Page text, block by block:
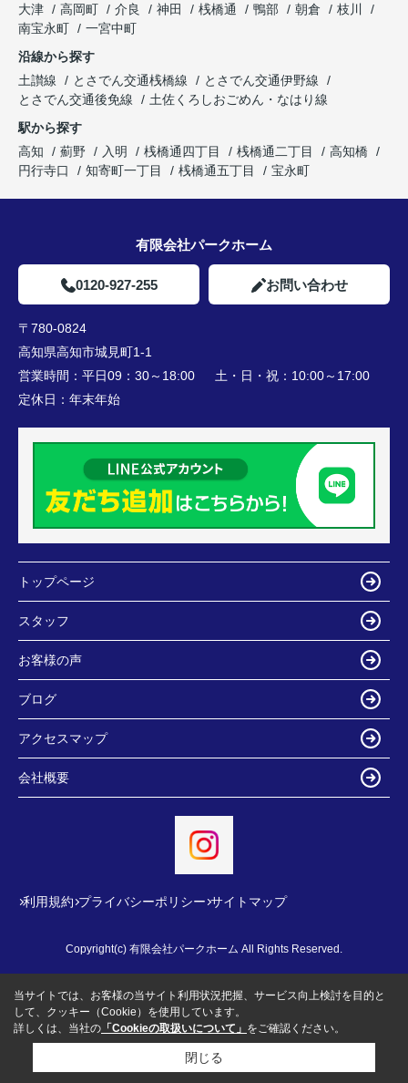
大津
高岡町 介良 神田 桟橋通 鴨部 朝倉
枝川
南宝永町
一宮中町
沿線から探す
土讃線
とさでん交通桟橋線
とさでん交通伊野線
とさでん交通後免線
土佐くろしおごめん・なはり線
駅から探す
高知
薊野 入明 桟橋通四丁目 桟橋通二丁目
高知橋
円行寺口
知寄町一丁目 桟橋通五丁目 宝永町
有限会社パークホーム
0120-927-255 お問い合わせ
〒780-0824
高知県高知市城見町1-1
営業時間： 平日09：30～18:00 土・日・祝：10:00～17:00
定休日： 年末年始
トップページ
スタッフ
お客様の声
ブログ
アクセスマップ
会社概要
利用規約 プライバシーポリシー サイトマップ
Copyright(c) 有限会社パークホーム All Rights Reserved.
当サイトでは、お客様の当サイト利用状況把握、サービス向上検討を目的と
して、クッキー（Cookie）を使用しています。
詳しくは、当社の 「Cookieの取扱いについて」 をご確認ください。
閉じる